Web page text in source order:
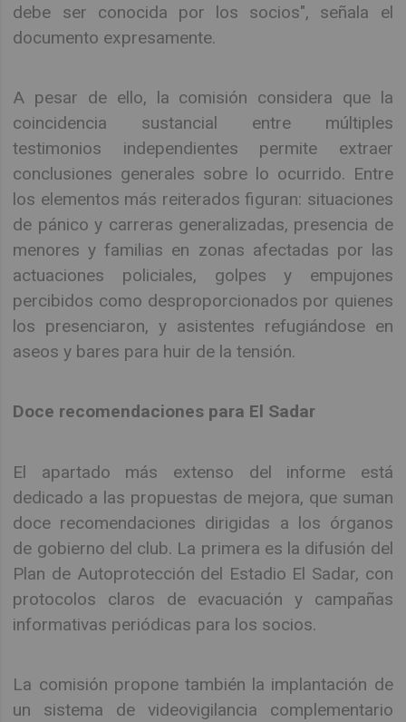
debe ser conocida por los socios", señala el
documento expresamente.
A pesar de ello, la comisión considera que la
coincidencia sustancial entre múltiples
testimonios independientes permite extraer
conclusiones generales sobre lo ocurrido. Entre
los elementos más reiterados figuran: situaciones
de pánico y carreras generalizadas, presencia de
menores y familias en zonas afectadas por las
actuaciones policiales, golpes y empujones
percibidos como desproporcionados por quienes
los presenciaron, y asistentes refugiándose en
aseos y bares para huir de la tensión.
Doce recomendaciones para El Sadar
El apartado más extenso del informe está
dedicado a las propuestas de mejora, que suman
doce recomendaciones dirigidas a los órganos
de gobierno del club. La primera es la difusión del
Plan de Autoprotección del Estadio El Sadar, con
protocolos claros de evacuación y campañas
informativas periódicas para los socios.
La comisión propone también la implantación de
un sistema de videovigilancia complementario